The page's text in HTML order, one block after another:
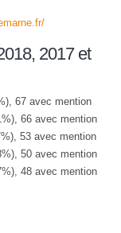
2017 et
67 avec mention
66 avec mention
53 avec mention
50 avec mention
48 avec mention